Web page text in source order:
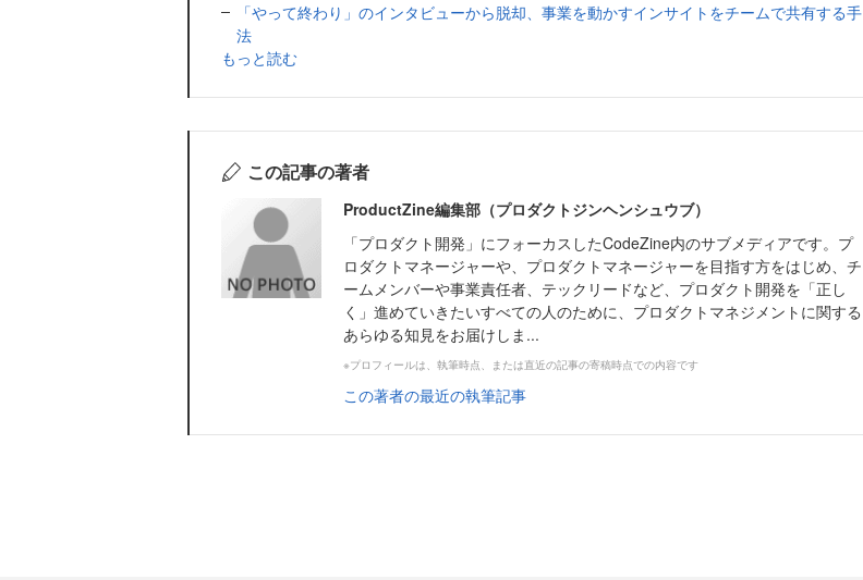
「やって終わり」のインタビューから脱却、事業を動かすインサイトをチームで共有する手
法
もっと読む
この記事の著者
ProductZine編集部（プロダクトジンヘンシュウブ）
「プロダクト開発」にフォーカスしたCodeZine内のサブメディアです。プ
ロダクトマネージャーや、プロダクトマネージャーを目指す方をはじめ、チ
ームメンバーや事業責任者、テックリードなど、プロダクト開発を「正し
く」進めていきたいすべての人のために、プロダクトマネジメントに関する
あらゆる知見をお届けしま...
※プロフィールは、執筆時点、または直近の記事の寄稿時点での内容です
この著者の最近の執筆記事